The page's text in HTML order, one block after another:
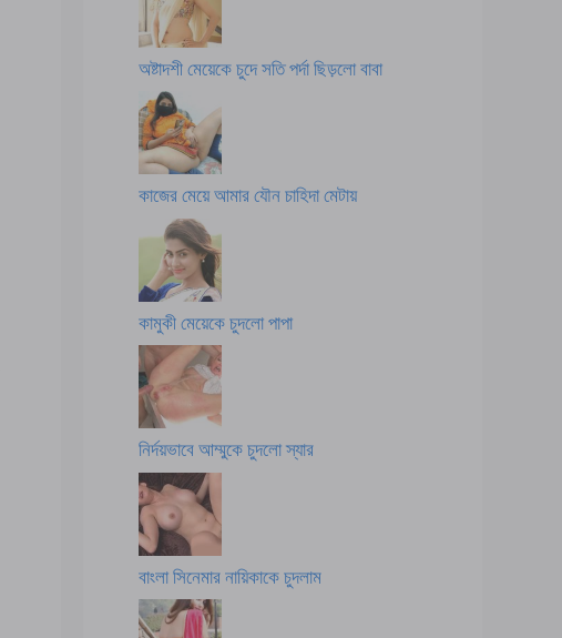
অষ্টাদশী মেয়েকে চুদে সতি পর্দা ছিড়লো বাবা
কাজের মেয়ে আমার যৌন চাহিদা মেটায়
কামুকী মেয়েকে চুদলো পাপা
নির্দয়ভাবে আম্মুকে চুদলো স্যার
বাংলা সিনেমার নায়িকাকে চুদলাম